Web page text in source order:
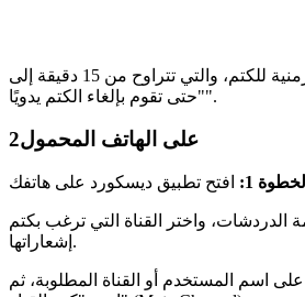
حدد المدة الزمنية للكتم، والتي تتراوح من 15 دقيقة إلى
"حتى تقوم بإلغاء الكتم يدويًا".
2على الهاتف المحمول
الخطوة 1:
الدردشات، واختر القناة التي ترغب بكتم
إشعاراتها.
اسم المستخدم أو القناة المطلوبة، ثم